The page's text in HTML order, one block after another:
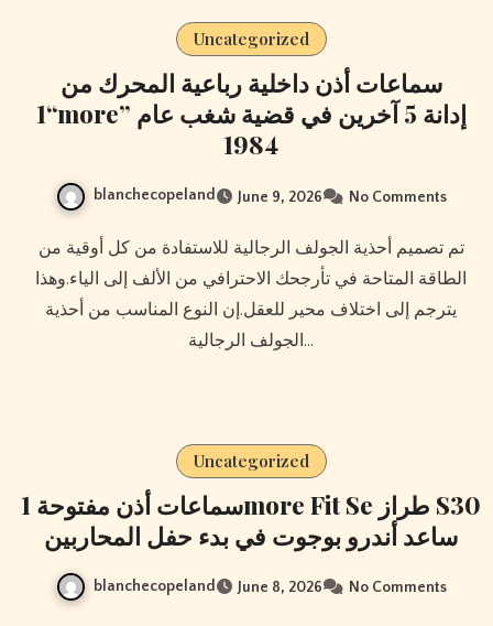
Uncategorized
سماعات أذن داخلية رباعية المحرك من
“1more” إدانة 5 آخرين في قضية شغب عام
1984
blanchecopeland June 9, 2026 No Comments
تم تصميم أحذية الجولف الرجالية للاستفادة من كل أوقية من
الطاقة المتاحة في تأرجحك الاحترافي من الألف إلى الياء.وهذا
يترجم إلى اختلاف محير للعقل.إن النوع المناسب من أحذية
الجولف الرجالية…
Uncategorized
سماعات أذن مفتوحة 1more Fit Se طراز S30
ساعد أندرو بوجوت في بدء حفل المحاربين
blanchecopeland June 8, 2026 No Comments